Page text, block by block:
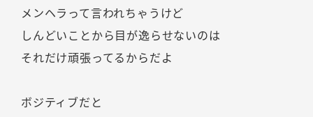
メンヘラって言われちゃうけど
しんどいことから目が逸らせないのは
それだけ頑張ってるからだよ
ボジティブだと